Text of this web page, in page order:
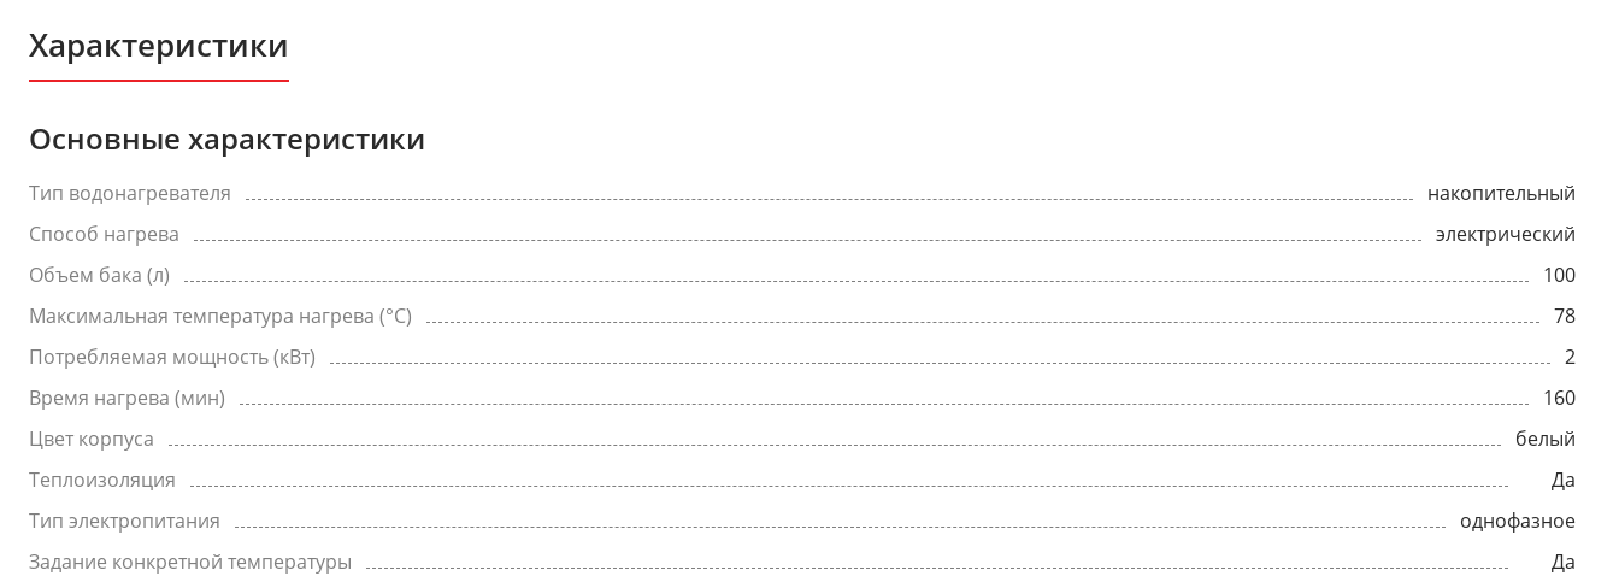
Характеристики
Основные характеристики
Тип водонагревателя
накопительный
Способ нагрева
электрический
Объем бака (л)
100
Максимальная температура нагрева (°C)
78
Потребляемая мощность (кВт)
2
Время нагрева (мин)
160
Цвет корпуса
белый
Теплоизоляция
Да
Тип электропитания
однофазное
Задание конкретной температуры
Да